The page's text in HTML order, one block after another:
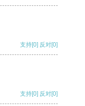
支持[0] 反对[0]
支持[0] 反对[0]